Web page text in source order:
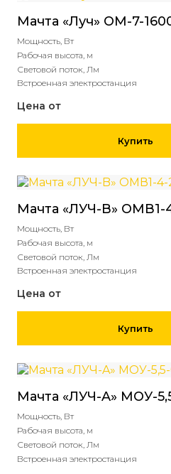
Мачта «Луч» ОМ-7-
Мощность, Вт
Рабочая высота, м
Световой поток, Лм
Встроенная электростанция
Цена от
Купить
Мачта «ЛУЧ-B» ОМВ1-
Мощность, Вт
Рабочая высота, м
Световой поток, Лм
Встроенная электростанция
Цена от
Купить
Мачта «ЛУЧ-A» МОУ-
Мощность, Вт
Рабочая высота, м
Световой поток, Лм
Встроенная электростанция